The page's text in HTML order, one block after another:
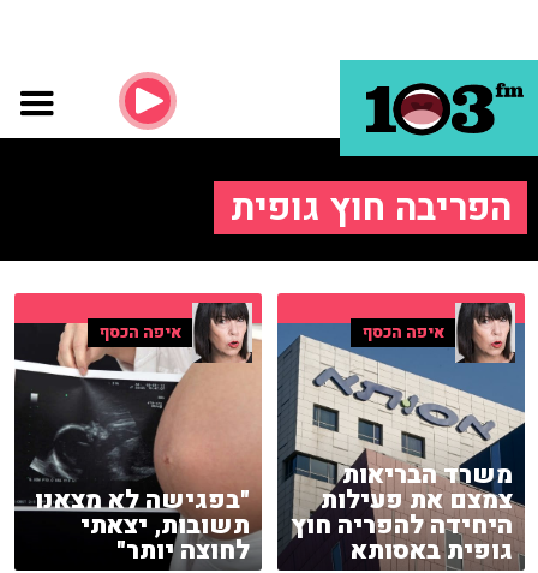
הפריבה חוץ גופית
איפה הכסף
משרד הבריאות
צמצם את פעילות
היחידה להפריה חוץ
גופית באסותא
איפה הכסף
"בפגישה לא מצאנו
תשובות, יצאתי
לחוצה יותר"